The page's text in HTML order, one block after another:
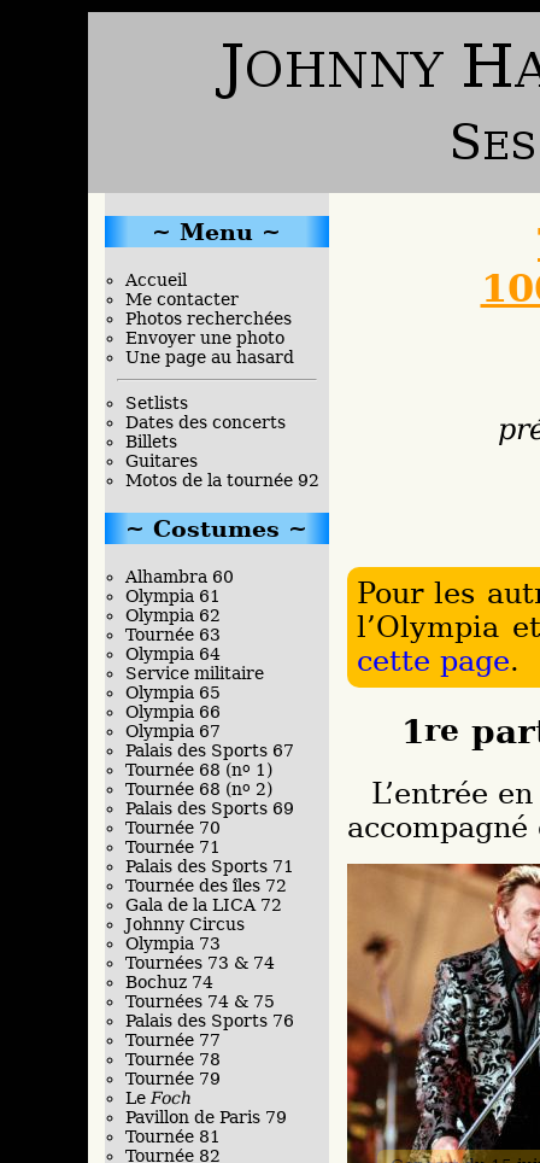
Pour les
l’Olympia
cette page.
1re
L’entrée en scène se fera avec un pantalon noir
Menu
Accueil
Me contacter
Photos recherchées
Envoyer une photo
Une page au hasard
Setlists
Dates des concerts
Billets
Guitares
Motos de la tournée 92
Costumes
Alhambra 60
Olympia 61
Olympia 62
Tournée 63
Olympia 64
Service militaire
Olympia 65
Olympia 66
Olympia 67
Palais des Sports 67
Tournée 68 (no 1)
Tournée 68 (no 2)
Palais des Sports 69
Tournée 70
Tournée 71
Palais des Sports 71
Tournée des îles 72
Gala de la LICA 72
Johnny Circus
Olympia 73
Tournées 73 & 74
Bochuz 74
Tournées 74 & 75
Palais des Sports 76
Tournée 77
Tournée 78
Tournée 79
Le Foch
Pavillon de Paris 79
Tournée 81
Tournée 82